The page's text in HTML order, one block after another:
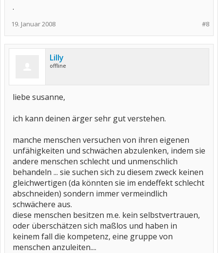
.
#8
19. Januar 2008
Lilly
offline
liebe susanne,
ich kann deinen ärger sehr gut verstehen.
manche menschen versuchen von ihren eigenen
unfähigkeiten und schwächen abzulenken, indem sie
andere menschen schlecht und unmenschlich
behandeln ... sie suchen sich zu diesem zweck keinen
gleichwertigen (da könnten sie im endeffekt schlecht
abschneiden) sondern immer vermeindlich
schwächere aus.
diese menschen besitzen m.e. kein selbstvertrauen,
oder überschätzen sich maßlos und haben in
keinem fall die kompetenz, eine gruppe von
menschen anzuleiten....